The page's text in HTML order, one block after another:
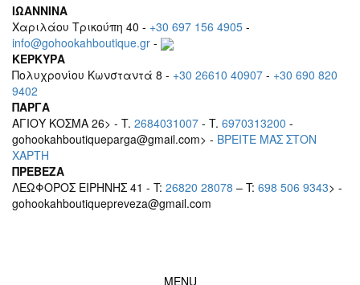
ΙΩΑΝΝΙΝΑ
Χαριλάου Τρικούπη 40 - +30 697 156 4905 -
info@gohookahboutique.gr -
ΚΕΡΚΥΡΑ
Πολυχρονίου Κωνσταντά 8 - +30 26610 40907 - +30 690 820
9402
ΠΑΡΓΑ
ΑΓΙΟΥ ΚΟΣΜΑ 26> - T. 2684031007 - T. 6970313200 -
gohookahboutiqueparga@gmail.com> - BΡEITE MAΣ ΣΤΟΝ
ΧΑΡΤΗ
ΠΡΕΒΕΖΑ
ΛΕΩΦΟΡΟΣ ΕΙΡΗΝΗΣ 41 - T: 26820 28078 – T: 698 506 9343> -
gohookahboutiquepreveza@gmail.com
MENU